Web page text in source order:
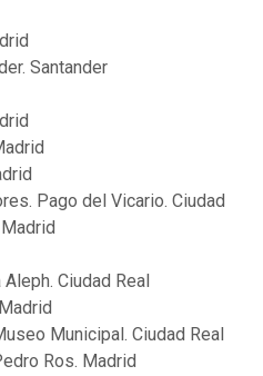
Santander
Pago del Vicario. Ciudad
Ciudad Real
Municipal. Ciudad Real
Ros. Madrid